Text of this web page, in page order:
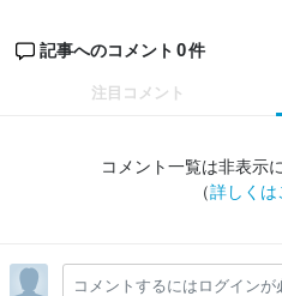
記事へのコメント 0件
注目コメント
コメント一覧は非表示
（詳しくは
コメントするにはログインが